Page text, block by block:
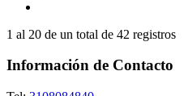
1 al 20 de un total de 42 registros
Información de Contacto